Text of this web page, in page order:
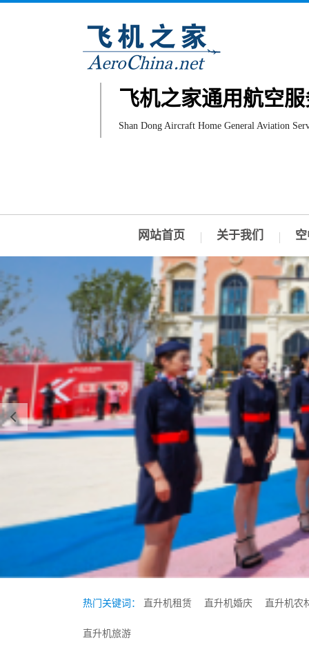
飞机之家通用航空
Shan Dong Aircraft Home General Aviation
网站首页 关于我们
热门关键词： 直升机租赁 直升机婚庆 直升机农
直升机旅游